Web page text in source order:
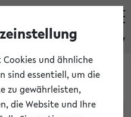
eKVV
Cookies und ähnliche
sind essentiell, um die
zu gewährleisten,
die Website und Ihre